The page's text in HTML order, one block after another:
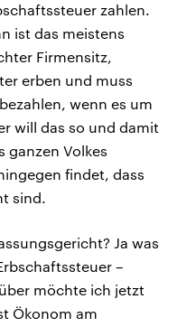
zahlen.
ist das meistens
Firmensitz,
erben und muss
wenn es um
will das so und damit
ganzen Volkes
findet, dass
sind.
Ja was
–
möchte ich jetzt
Ökonom am